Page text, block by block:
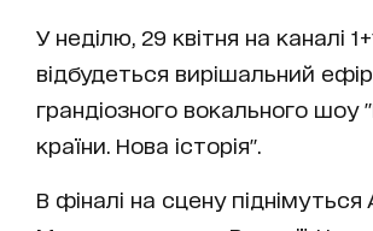
У неділю, 29 квітня на каналі
відбудеться вирішальний ефір
грандіозного вокального шоу
країни. Нова історія".
В фіналі на сцену піднімуться